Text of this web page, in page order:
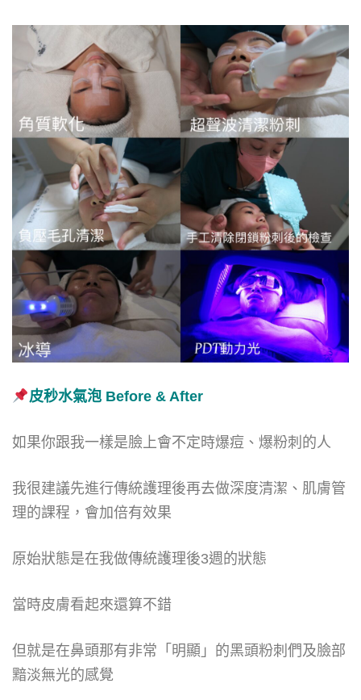
皮秒水氣泡 Before & After
如果你跟我一樣是臉上會不定時爆痘、爆粉刺的人
我很建議先進行傳統護理後再去做深度清潔、肌膚管
理的課程，會加倍有效果
原始狀態是在我做傳統護理後3週的狀態
當時皮膚看起來還算不錯
但就是在鼻頭那有非常「明顯」的黑頭粉刺們及臉部
黯淡無光的感覺